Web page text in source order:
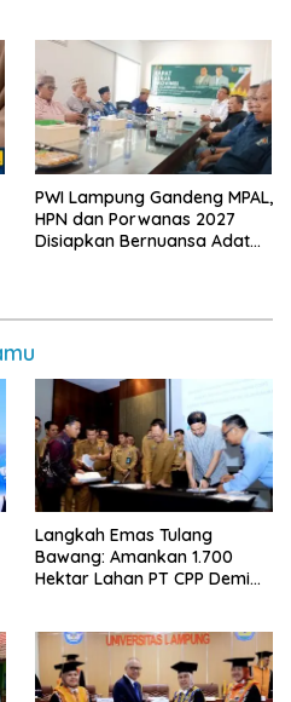
PWI Lampung Gandeng MPAL,
HPN dan Porwanas 2027
Disiapkan Bernuansa Adat
Langkah Emas Tulang
Bawang: Amankan 1.700
Hektar Lahan PT CPP Demi